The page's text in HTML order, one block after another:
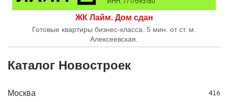
ЖК Лайм. Дом сдан
Готовые квартиры бизнес-класса. 5 мин. от ст. м.
Алексеевская.
Каталог Новостроек
Москва 416